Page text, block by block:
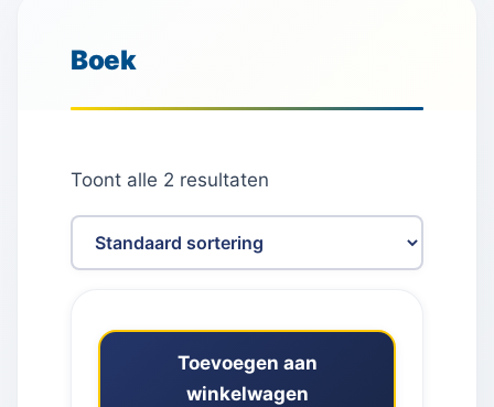
Boek
Toont alle 2 resultaten
Toevoegen aan
winkelwagen